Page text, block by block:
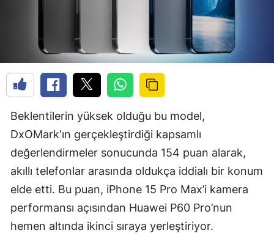
Beklentilerin yüksek olduğu bu model,
DxOMark'ın gerçekleştirdiği kapsamlı
değerlendirmeler sonucunda 154 puan alarak,
akıllı telefonlar arasında oldukça iddialı bir konum
elde etti. Bu puan, iPhone 15 Pro Max’i kamera
performansı açısından Huawei P60 Pro’nun
hemen altında ikinci sıraya yerleştiriyor.